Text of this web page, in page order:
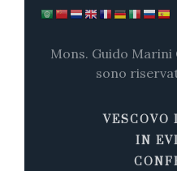
Mons. Guido
sono
VESCOVO
IN